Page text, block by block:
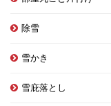
除雪
雪かき
雪庇落とし